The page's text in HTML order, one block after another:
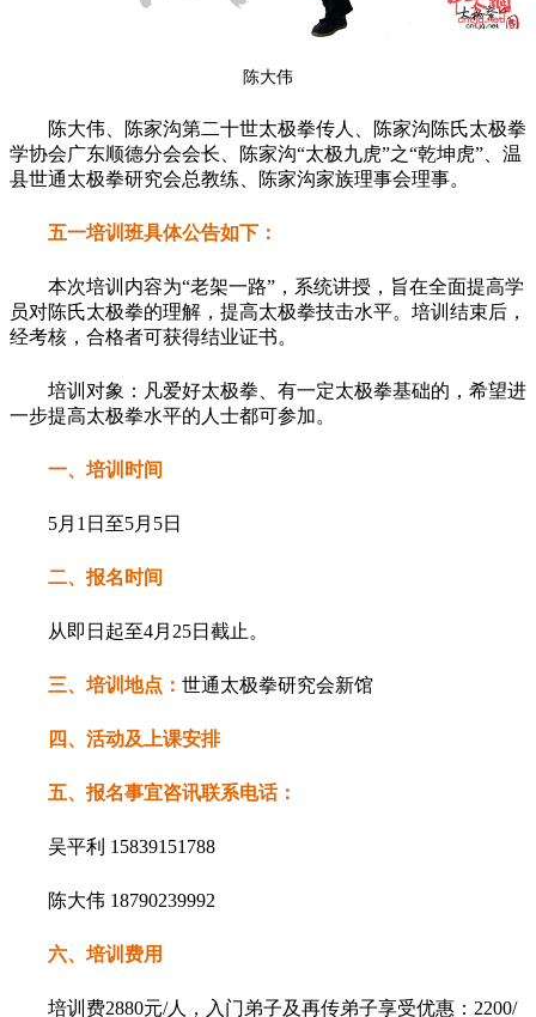
陈大伟
陈大伟、陈家沟第二十世太极拳传人、陈家沟陈氏太极拳
学协会广东顺德分会会长、陈家沟“太极九虎”之“乾坤虎”、温
县世通太极拳研究会总教练、陈家沟家族理事会理事。
五一培训班具体公告如下：
本次培训内容为“老架一路”，系统讲授，旨在全面提高学
员对陈氏太极拳的理解，提高太极拳技击水平。培训结束后，
经考核，合格者可获得结业证书。
培训对象：凡爱好太极拳、有一定太极拳基础的，希望进
一步提高太极拳水平的人士都可参加。
一、培训时间
5月1日至5月5日
二、报名时间
从即日起至4月25日截止。
三、培训地点： 世通太极拳研究会新馆
四、活动及上课安排
五、报名事宜咨讯联系电话：
吴平利 15839151788
陈大伟 18790239992
六、培训费用
培训费2880元/人，入门弟子及再传弟子享受优惠：2200/